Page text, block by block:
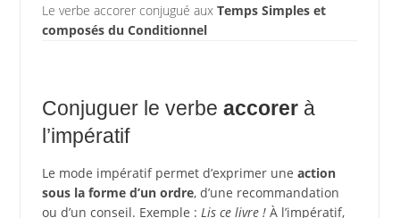
Le verbe accorer conjugué aux Temps Simples et
composés du Conditionnel
Conjuguer le verbe accorerà
l’impératif
Le mode impératif permet d’exprimer une action
sous la forme d’un ordre, d’une recommandation
ou d’un conseil. Exemple : Lis ce livre !À l’impératif,